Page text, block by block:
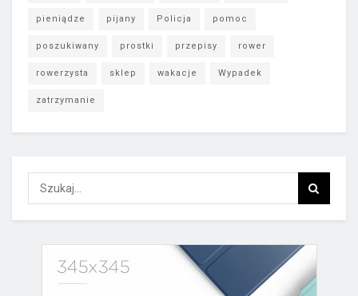
pieniądze pijany Policja pomoc
poszukiwany prostki przepisy rower
rowerzysta sklep wakacje Wypadek
zatrzymanie